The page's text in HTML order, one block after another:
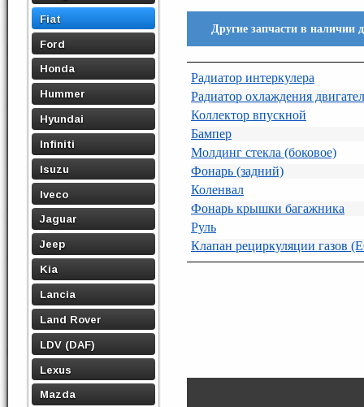
Fiat
Ford
Honda
Hummer
Hyundai
Infiniti
Isuzu
Iveco
Jaguar
Jeep
Kia
Lancia
Land Rover
LDV (DAF)
Lexus
Mazda
Другие запчасти в наличии
Радиатор интеркулера
Радиатор охлаждения
Коллектор впускной
Бампер
Молдинг стекла (боковое)
Фонарь (задний)
Коленвал
Фонарь крышки багажника
Руль
Клапан рециркуляции газов